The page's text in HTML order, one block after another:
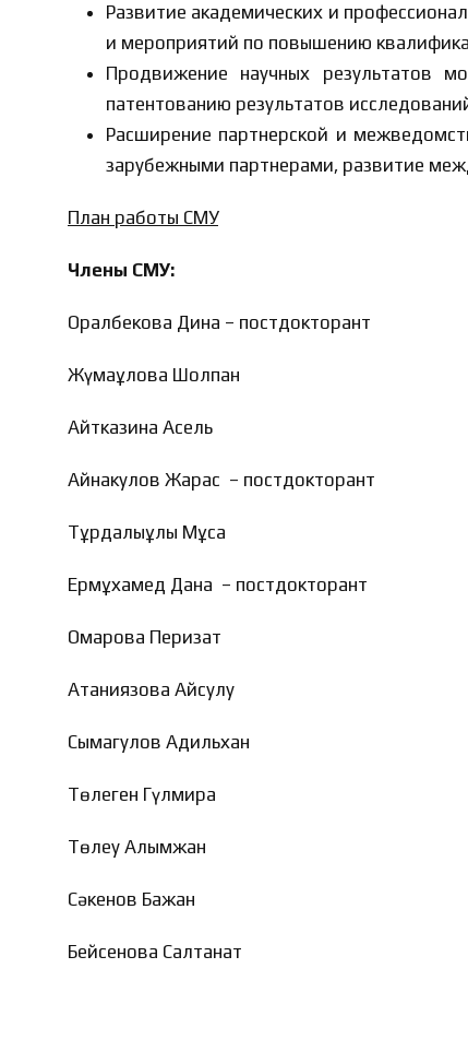
Развитие академических и
и мероприятий по повышению
Продвижение научных результатов
патентованию результатов
Расширение партнерской и
зарубежными партнерами, развитие
План работы СМУ
Члены СМУ:
Оралбекова Дина – постдокторант
Жүмағұлова Шолпан
Айтказина Асель
Айнакулов Жарас – постдокторант
Тұрдалыұлы Мұса
Ермұхамед Дана – постдокторант
Омарова Перизат
Атаниязова Айсулу
Сымагулов Адильхан
Төлеген Гүлмира
Төлеу Алымжан
Сәкенов Бағжан
Бейсенова Салтанат